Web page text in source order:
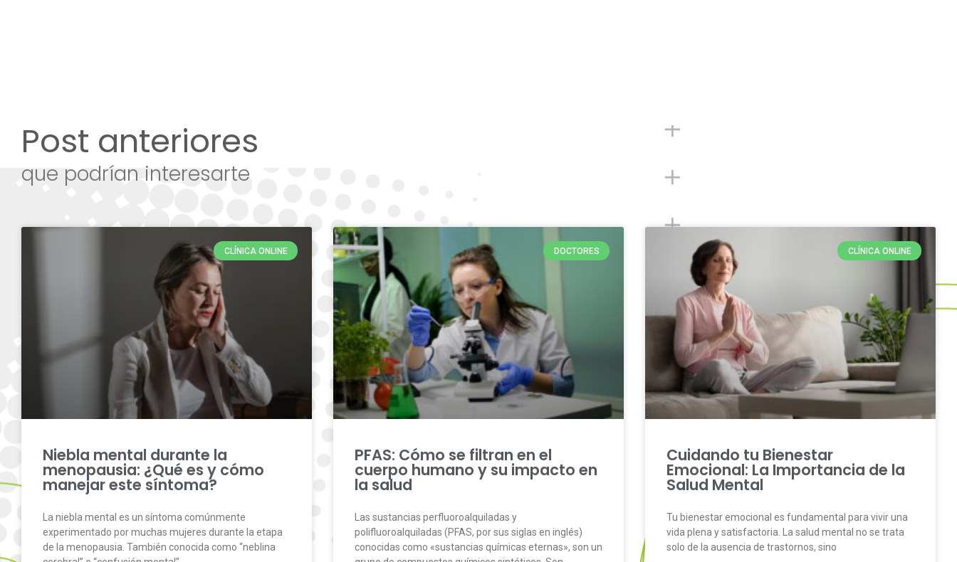
Post anteriores
que podrían interesarte
CLÍNICA ONLINE
Niebla mental durante la
menopausia: ¿Qué es y cómo
manejar este síntoma?
La niebla mental es un síntoma comúnmente
experimentado por muchas mujeres durante la etapa
de la menopausia. También conocida como “neblina
DOCTORES
PFAS: Cómo se filtran en el
cuerpo humano y su impacto en
la salud
Las sustancias perfluoroalquiladas y
polifluoroalquiladas (PFAS, por sus siglas en inglés)
conocidas como «sustancias químicas eternas», son un
CLÍNICA ONLINE
Cuidando tu Bienestar
Emocional: La Importancia de la
Salud Mental
Tu bienestar emocional es fundamental para vivir una
vida plena y satisfactoria. La salud mental no se trata
solo de la ausencia de trastornos, sino